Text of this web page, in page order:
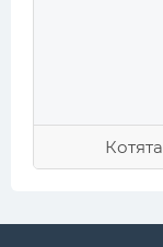
Котята